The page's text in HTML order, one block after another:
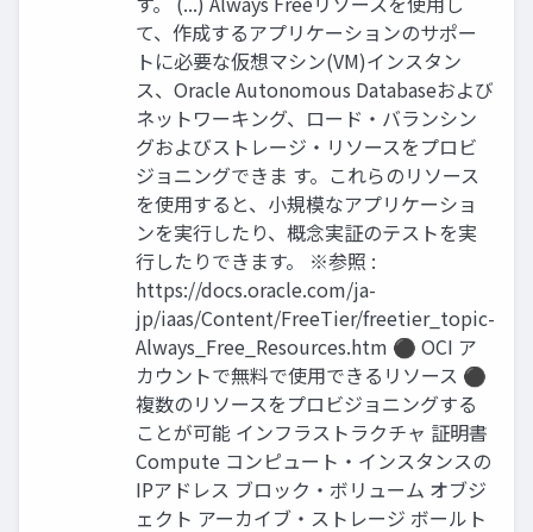
て、作成するアプリケーションのサポー
トに必要な仮想マシン(VM)インスタン
ス、Oracle Autonomous Databaseおよび
ネットワーキング、ロード・バランシン
グおよびストレージ・リソースをプロビ
ジョニングできま す。これらのリソース
を使用すると、小規模なアプリケーショ
ンを実行したり、概念実証のテストを実
行したりできます。 ※参照 :
https://docs.oracle.com/ja-
jp/iaas/Content/FreeTier/freetier_topic-
Always_Free_Resources.htm ⚫ OCI ア
カウントで無料で使用できるリソース ⚫
複数のリソースをプロビジョニングする
ことが可能 インフラストラクチャ 証明書
Compute コンピュート・インスタンスの
IPアドレス ブロック・ボリューム オブジ
ェクト アーカイブ・ストレージ ボールト